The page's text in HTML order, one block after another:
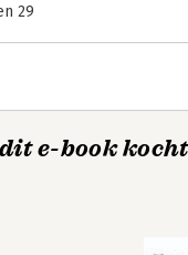
29
49e-book